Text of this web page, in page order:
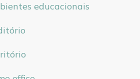
educacionais